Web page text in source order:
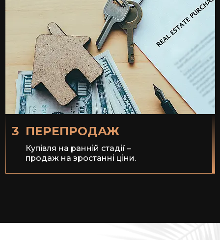
3 ПЕРЕПРОДАЖ
Купівля на ранній стадії –
продаж на зростанні ціни.